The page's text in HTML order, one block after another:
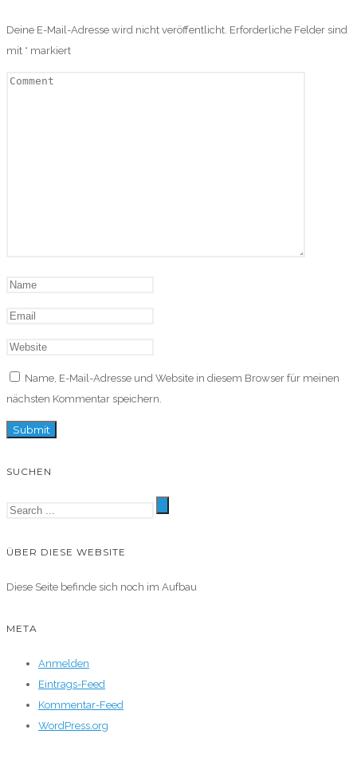
Deine E-Mail-Adresse wird nicht veröffentlicht. Erforderliche Felder sind
mit * markiert
Name, E-Mail-Adresse und Website in diesem Browser für meinen
nächsten Kommentar speichern.
SUCHEN
ÜBER DIESE WEBSITE
Diese Seite befinde sich noch im Aufbau
META
Anmelden
Eintrags-Feed
Kommentar-Feed
WordPress.org